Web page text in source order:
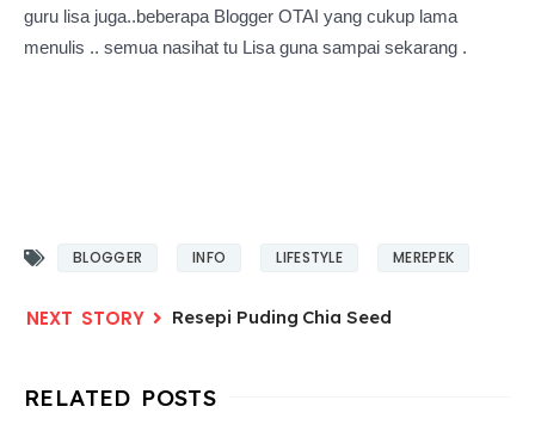
guru lisa juga..beberapa Blogger OTAI yang cukup lama
menulis .. semua nasihat tu Lisa guna sampai sekarang .
BLOGGER INFO LIFESTYLE MEREPEK
Resepi Puding Chia Seed